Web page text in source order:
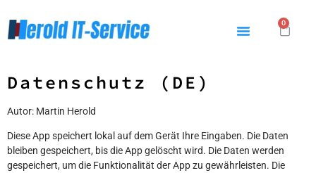
0
Datenschutz (DE)
Autor: Martin Herold
Diese App speichert lokal auf dem Gerät Ihre Eingaben. Die Daten
bleiben gespeichert, bis die App gelöscht wird. Die Daten werden
gespeichert, um die Funktionalität der App zu gewährleisten. Die